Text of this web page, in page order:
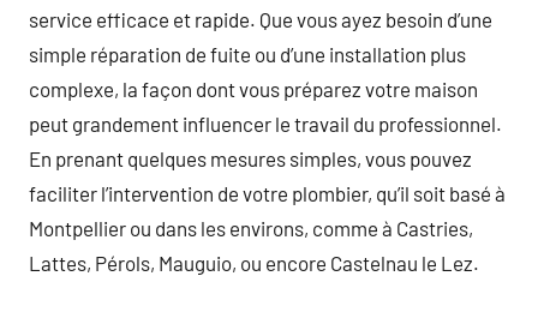
service efficace et rapide. Que vous ayez besoin d’une
simple réparation de fuite ou d’une installation plus
complexe, la façon dont vous préparez votre maison
peut grandement influencer le travail du professionnel.
En prenant quelques mesures simples, vous pouvez
faciliter l’intervention de votre plombier, qu’il soit basé à
Montpellier ou dans les environs, comme à Castries,
Lattes, Pérols, Mauguio, ou encore Castelnau le Lez.